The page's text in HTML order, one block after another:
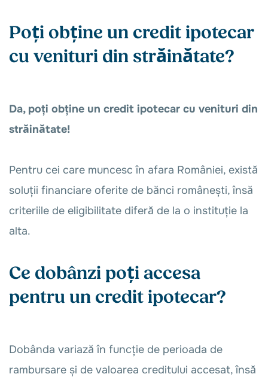
Poți obține un credit ipotecar
cu venituri din străinătate?
Da, poți obține un credit ipotecar cu venituri din
străinătate!
Pentru cei care muncesc în afara României, există
soluții financiare oferite de bănci românești, însă
criteriile de eligibilitate diferă de la o instituție la
alta.
Ce dobânzi poți accesa
pentru un credit ipotecar?
Dobânda variază în funcție de perioada de
rambursare și de valoarea creditului accesat, însă